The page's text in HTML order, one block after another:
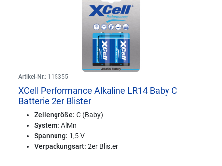
Artikel-Nr.: 115355
XCell Performance Alkaline LR14 Baby C
Batterie 2er Blister
Zellengröße: C (Baby)
System: AlMn
Spannung: 1,5 V
Verpackungsart: 2er Blister